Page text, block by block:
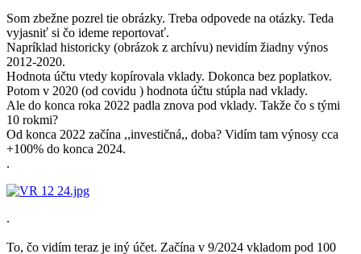
Som zbežne pozrel tie obrázky. Treba odpovede na otázky. Teda
vyjasniť si čo ideme reportovať.
Napríklad historicky (obrázok z archívu) nevidím žiadny výnos
2012-2020.
Hodnota účtu vtedy kopírovala vklady. Dokonca bez poplatkov.
Potom v 2020 (od covidu ) hodnota účtu stúpla nad vklady.
Ale do konca roka 2022 padla znova pod vklady. Takže čo s tými
10 rokmi?
Od konca 2022 začína ,,investičná,, doba? Vidím tam výnosy cca
+100% do konca 2024.
.
.
To, čo vidím teraz je iný účet. Začína v 9/2024 vkladom pod 100